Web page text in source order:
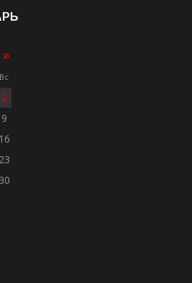
»
Вс
2
9
16
23
30